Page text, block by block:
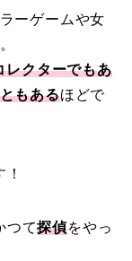
ーゲームや女
レクターでもあ
もあるほどで
つて探偵をやっ